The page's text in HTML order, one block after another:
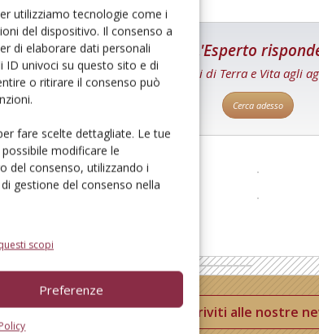
utilizziamo tecnologie come i
del dispositivo. Il consenso a
di elaborare dati personali
univoci su questo sito e di
o ritirare il consenso può
fare scelte dettagliate. Le tue
modificare le
del consenso, utilizzando i
gestione del consenso nella
scopi
Preferenze
L'Esperto
I consigli di Terra e Vita agli
Cerca adesso
Iscriviti alle nostre